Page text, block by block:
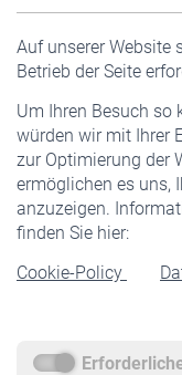
Auf unserer Website
Betrieb der Seite
Um Ihren Besuch
würden wir mit Ihrer
zur Optimierung der
ermöglichen es uns,
anzuzeigen.
finden Sie hier:
Cookie-Policy
Pflichtversicherung
Staatliche Förderung
Veranstaltungen
Rentner
Rentenbeginn
Rente beantragen